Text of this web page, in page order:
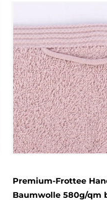
Premium-Frottee
Baumwolle 580g/qm